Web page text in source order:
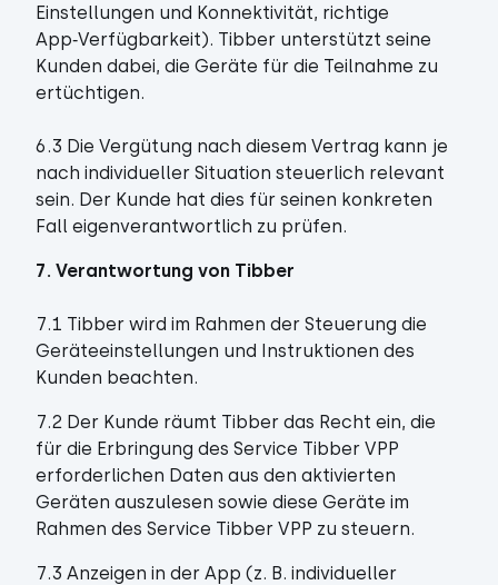
Einstellungen und Konnektivität, richtige
App‑Verfügbarkeit). Tibber unterstützt seine
Kunden dabei, die Geräte für die Teilnahme zu
ertüchtigen.
6.3 Die Vergütung nach diesem Vertrag kann je
nach individueller Situation steuerlich relevant
sein. Der Kunde hat dies für seinen konkreten
Fall eigenverantwortlich zu prüfen.
7. Verantwortung von Tibber
7.1 Tibber wird im Rahmen der Steuerung die
Geräteeinstellungen und Instruktionen des
Kunden beachten.
7.2 Der Kunde räumt Tibber das Recht ein, die
für die Erbringung des Service Tibber VPP
erforderlichen Daten aus den aktivierten
Geräten auszulesen sowie diese Geräte im
Rahmen des Service Tibber VPP zu steuern.
7.3 Anzeigen in der App (z. B. individueller